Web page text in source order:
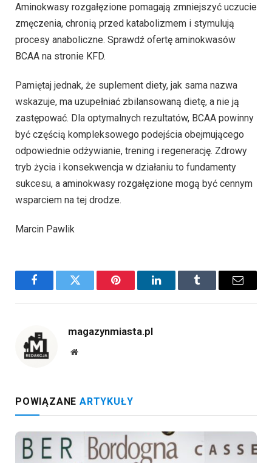
Aminokwasy rozgałęzione pomagają zmniejszyć uczucie
zmęczenia, chronią przed katabolizmem i stymulują
procesy anaboliczne. Sprawdź ofertę aminokwasów
BCAA na stronie KFD.
Pamiętaj jednak, że suplement diety, jak sama nazwa
wskazuje, ma uzupełniać zbilansowaną dietę, a nie ją
zastępować. Dla optymalnych rezultatów, BCAA powinny
być częścią kompleksowego podejścia obejmującego
odpowiednie odżywianie, trening i regenerację. Zdrowy
tryb życia i konsekwencja w działaniu to fundamenty
sukcesu, a aminokwasy rozgałęzione mogą być cennym
wsparciem na tej drodze.
Marcin Pawlik
FacebookTwitter Pinterest LinkedInTumblr Email
magazynmiasta.pl
Website
POWIĄZANE ARTYKUŁY